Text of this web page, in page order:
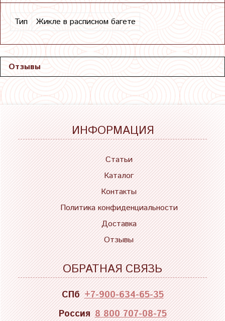
Тип Жикле в расписном багете
Отзывы
ИНФОРМАЦИЯ
Статьи
Каталог
Контакты
Политика конфиденциальности
Доставка
Отзывы
ОБРАТНАЯ СВЯЗЬ
СПб +7-900-634-65-35
Россия 8 800 707-08-75